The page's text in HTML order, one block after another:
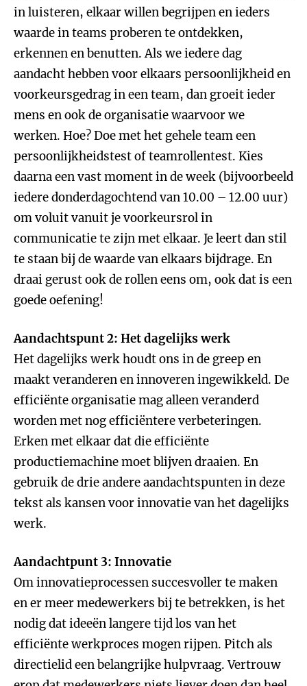
in luisteren, elkaar willen begrijpen en ieders
waarde in teams proberen te ontdekken,
erkennen en benutten. Als we iedere dag
aandacht hebben voor elkaars persoonlijkheid en
voorkeursgedrag in een team, dan groeit ieder
mens en ook de organisatie waarvoor we
werken. Hoe? Doe met het gehele team een
persoonlijkheidstest of teamrollentest. Kies
daarna een vast moment in de week (bijvoorbeeld
iedere donderdagochtend van 10.00 – 12.00 uur)
om voluit vanuit je voorkeursrol in
communicatie te zijn met elkaar. Je leert dan stil
te staan bij de waarde van elkaars bijdrage. En
draai gerust ook de rollen eens om, ook dat is een
goede oefening!
Aandachtspunt 2: Het dagelijks werk
Het dagelijks werk houdt ons in de greep en
maakt veranderen en innoveren ingewikkeld. De
efficiënte organisatie mag alleen veranderd
worden met nog efficiëntere verbeteringen.
Erken met elkaar dat die efficiënte
productiemachine moet blijven draaien. En
gebruik de drie andere aandachtspunten in deze
tekst als kansen voor innovatie van het dagelijks
werk.
Aandachtpunt 3: Innovatie
Om innovatieprocessen succesvoller te maken
en er meer medewerkers bij te betrekken, is het
nodig dat ideeën langere tijd los van het
efficiënte werkproces mogen rijpen. Pitch als
directielid een belangrijke hulpvraag. Vertrouw